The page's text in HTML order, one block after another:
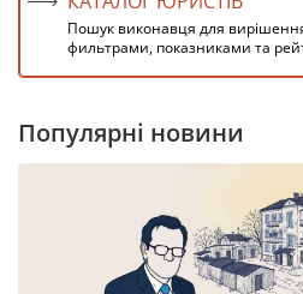
Пошук виконавця для
фильтрами, показниками та
Популярні новини